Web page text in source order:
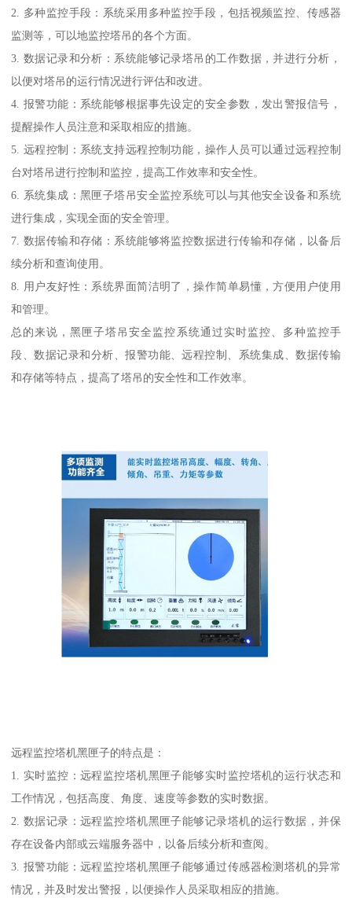
2. 多种监控手段：系统采用多种监控手段，包括视频监控、传感器
监测等，可以地监控塔吊的各个方面。
3. 数据记录和分析：系统能够记录塔吊的工作数据，并进行分析，
以便对塔吊的运行情况进行评估和改进。
4. 报警功能：系统能够根据事先设定的安全参数，发出警报信号，
提醒操作人员注意和采取相应的措施。
5. 远程控制：系统支持远程控制功能，操作人员可以通过远程控制
台对塔吊进行控制和监控，提高工作效率和安全性。
6. 系统集成：黑匣子塔吊安全监控系统可以与其他安全设备和系统
进行集成，实现全面的安全管理。
7. 数据传输和存储：系统能够将监控数据进行传输和存储，以备后
续分析和查询使用。
8. 用户友好性：系统界面简洁明了，操作简单易懂，方便用户使用
和管理。
总的来说，黑匣子塔吊安全监控系统通过实时监控、多种监控手
段、数据记录和分析、报警功能、远程控制、系统集成、数据传输
和存储等特点，提高了塔吊的安全性和工作效率。
远程监控塔机黑匣子的特点是：
1. 实时监控：远程监控塔机黑匣子能够实时监控塔机的运行状态和
工作情况，包括高度、角度、速度等参数的实时数据。
2. 数据记录：远程监控塔机黑匣子能够记录塔机的运行数据，并保
存在设备内部或云端服务器中，以备后续分析和查阅。
3. 报警功能：远程监控塔机黑匣子能够通过传感器检测塔机的异常
情况，并及时发出警报，以便操作人员采取相应的措施。